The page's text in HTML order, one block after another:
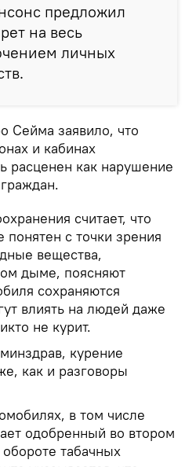
предложил
на весь
личных
Сейма заявило, что
и кабинах
расценен как нарушение
граждан.
считает, что
с точки зрения
вещества,
дыме, поясняют
сохраняются
влиять на людей даже
не курит.
курение
как и разговоры
в том числе
одобренный во втором
табачных